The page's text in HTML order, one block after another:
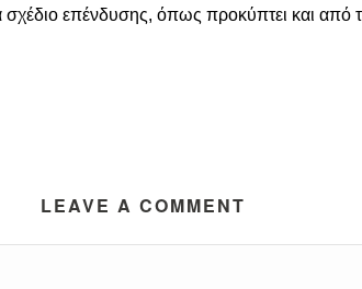
επένδυσης, όπως προκύπτει και από
LEAVE A COMMENT